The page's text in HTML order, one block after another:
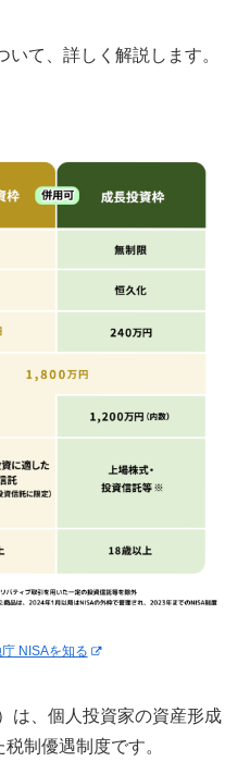
て、詳しく解説します。
NISAを知る
は、個人投資家の資産形成
制優遇制度です。